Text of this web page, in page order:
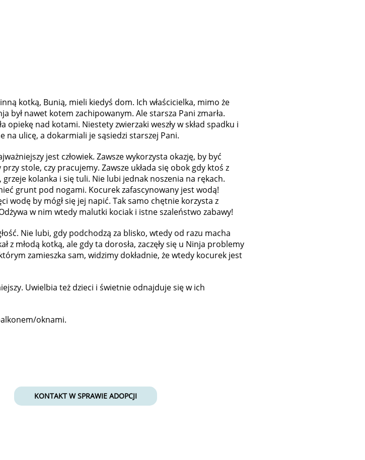
kotką, Bunią, mieli kiedyś dom. Ich właścicielka, mimo że
był nawet kotem zachipowanym. Ale starsza Pani zmarła.
opiekę nad kotami. Niestety zwierzaki weszły w skład spadku i
na ulicę, a dokarmiali je sąsiedzi starszej Pani.
jest człowiek. Zawsze wykorzysta okazję, by być
stole, czy pracujemy. Zawsze układa się obok gdy ktoś z
kolanka i się tuli. Nie lubi jednak noszenia na rękach.
grunt pod nogami. Kocurek zafascynowany jest wodą!
wodę by mógł się jej napić. Tak samo chętnie korzysta z
w nim wtedy malutki kociak i istne szaleństwo zabawy!
Nie lubi, gdy podchodzą za blisko, wtedy od razu macha
z młodą kotką, ale gdy ta dorosła, zaczęły się u Ninja problemy
zamieszka sam, widzimy dokładnie, że wtedy kocurek jest
Uwielbia też dzieci i świetnie odnajduje się w ich
oknami.
KONTAKT W SPRAWIE ADOPCJI